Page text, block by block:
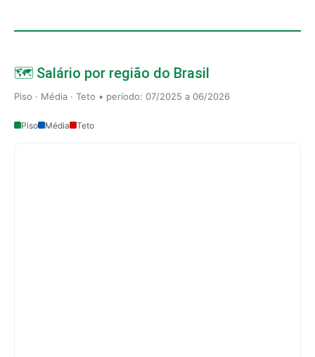
🗺️ Salário por região do Brasil
Piso · Média · Teto • período: 07/2025 a 06/2026
Piso Média Teto